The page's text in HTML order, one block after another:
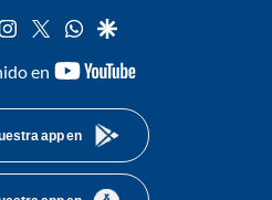
instagram
twitterwhatsapp
google
en
youtube-
app en